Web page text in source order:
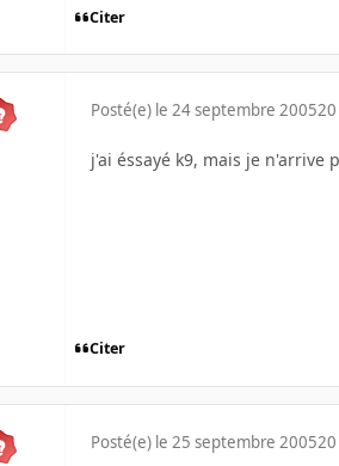
Citer
Posté(e) le 24 septembre 200520
j'ai éssayé k9, mais je n'arrive
Citer
Posté(e) le 25 septembre 2005